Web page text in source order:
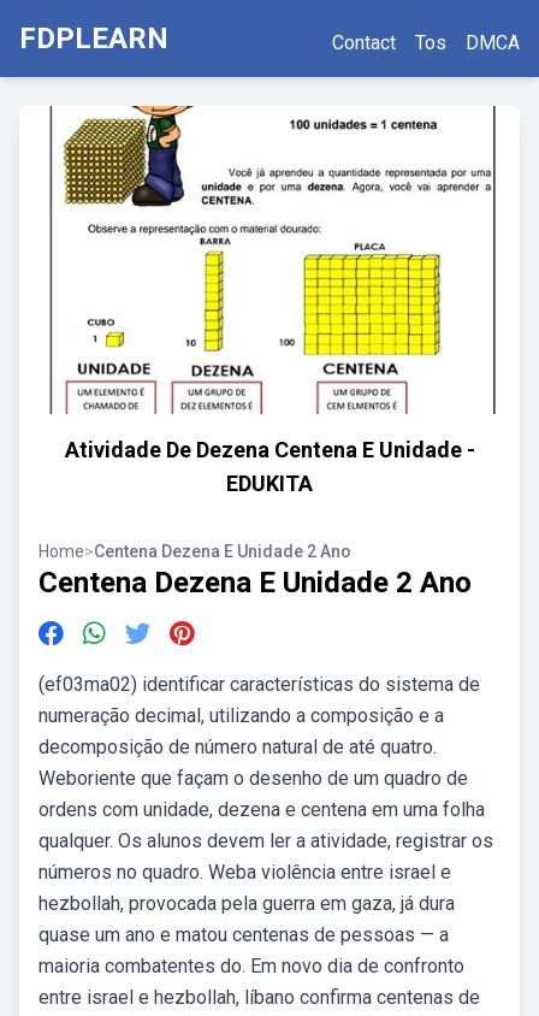
FDPLEARN Contact Tos DMCA
Atividade De Dezena Centena E Unidade -
EDUKITA
Home>Centena Dezena E Unidade 2 Ano
Centena Dezena E Unidade 2 Ano
(ef03ma02) identificar características do sistema de
numeração decimal, utilizando a composição e a
decomposição de número natural de até quatro.
Weboriente que façam o desenho de um quadro de
ordens com unidade, dezena e centena em uma folha
qualquer. Os alunos devem ler a atividade, registrar os
números no quadro. Weba violência entre israel e
hezbollah, provocada pela guerra em gaza, já dura
quase um ano e matou centenas de pessoas — a
maioria combatentes do. Em novo dia de confronto
entre israel e hezbollah, líbano confirma centenas de